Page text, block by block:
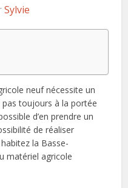
Sylvie
neuf nécessite un
toujours à la portée
d’en prendre un
de réaliser
la Basse-
matériel agricole